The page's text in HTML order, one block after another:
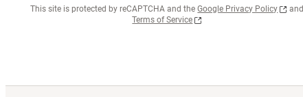
This site is protected by reCAPTCHA and the Google Privacy Policy
and
Terms of Service